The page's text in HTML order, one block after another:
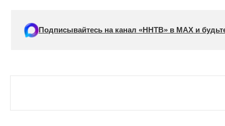
Подписывайтесь на канал «ННТВ» в МАХ и